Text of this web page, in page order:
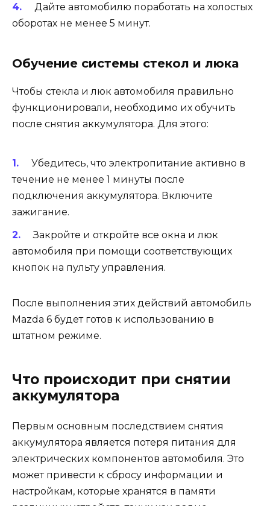
Дайте автомобилю поработать на холостых
оборотах не менее 5 минут.
Обучение системы стекол и люка
Чтобы стекла и люк автомобиля правильно
функционировали, необходимо их обучить
после снятия аккумулятора. Для этого:
Убедитесь, что электропитание активно в
течение не менее 1 минуты после
подключения аккумулятора. Включите
зажигание.
Закройте и откройте все окна и люк
автомобиля при помощи соответствующих
кнопок на пульту управления.
После выполнения этих действий автомобиль
Mazda 6 будет готов к использованию в
штатном режиме.
Что происходит при снятии
аккумулятора
Первым основным последствием снятия
аккумулятора является потеря питания для
электрических компонентов автомобиля. Это
может привести к сбросу информации и
настройкам, которые хранятся в памяти